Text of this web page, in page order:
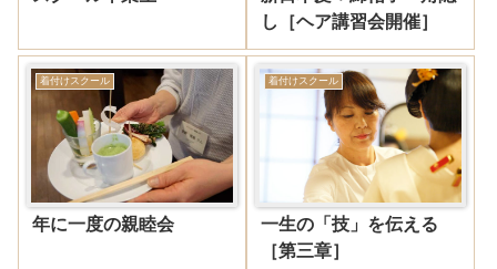
し［ヘア講習会開催］
着付けスクール
年に一度の親睦会
着付けスクール
一生の「技」を伝える
［第三章］